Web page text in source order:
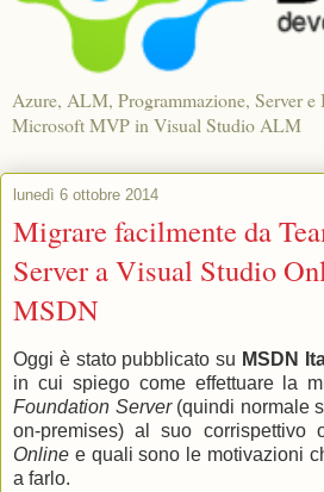
Azure, ALM, Programmazione, Server e
Microsoft MVP in Visual Studio ALM
lunedì 6 ottobre 2014
Migrare facilmente da
Server a Visual Studio
MSDN
Oggi è stato pubblicato su MSDN
in cui spiego come effettuare la
Foundation Server(quindi normale
on-premises) al suo corrispettivo
Online e quali sono le motivazioni
a farlo.